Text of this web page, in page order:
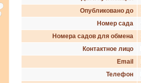
Опубликовано до
Номер сада
Номера садов для обмена
Контактное лицо
Email
Телефон